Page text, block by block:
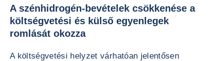
A szénhidrogén-bevételek csökkenése a
költségvetési és külső egyenlegek
romlását okozza
A költségvetési helyzet várhatóan jelentősen